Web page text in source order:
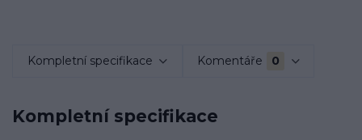
Kompletní specifikace Komentáře 0
Kompletní specifikace